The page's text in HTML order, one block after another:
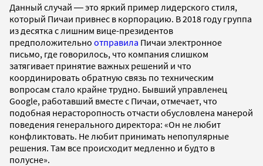
Данный случай ― это яркий пример лидерского стиля,
который Пичаи привнес в корпорацию. В 2018 году группа
из десятка с лишним вице-президентов
предположительно отправила Пичаи электронное
письмо, где говорилось, что компания слишком
затягивает принятие важных решений и что
координировать обратную связь по техническим
вопросам стало крайне трудно. Бывший управленец
Google, работавший вместе с Пичаи, отмечает, что
подобная нерасторопность отчасти обусловлена манерой
поведения генерального директора: «Он не любит
конфликтовать. Не любит принимать непопулярные
решения. Там все происходит медленно и будто в
полусне».